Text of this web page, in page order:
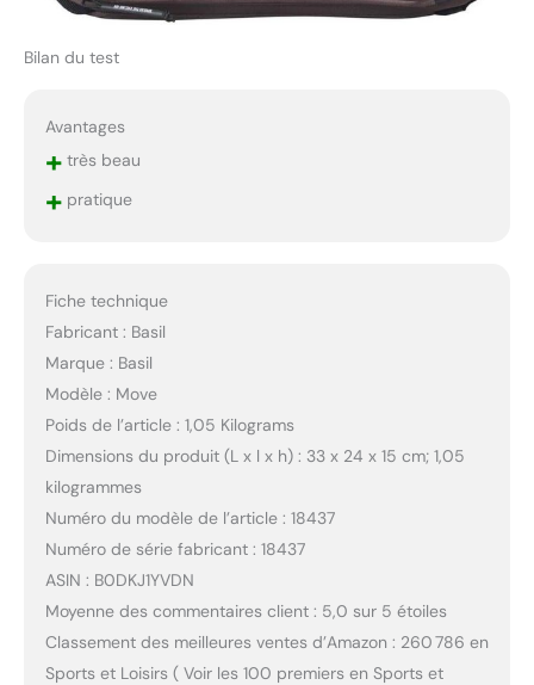
Bilan du test
Avantages
+très beau
+pratique
Fiche technique
Fabricant : Basil
Marque : Basil
Modèle : Move
Poids de l’article : 1,05 Kilograms
Dimensions du produit (L x l x h) : 33 x 24 x 15 cm; 1,05
kilogrammes
Numéro du modèle de l’article : 18437
Numéro de série fabricant : 18437
ASIN : B0DKJ1YVDN
Moyenne des commentaires client : 5,0 sur 5 étoiles
Classement des meilleures ventes d’Amazon : 260 786 en
Sports et Loisirs ( Voir les 100 premiers en Sports et